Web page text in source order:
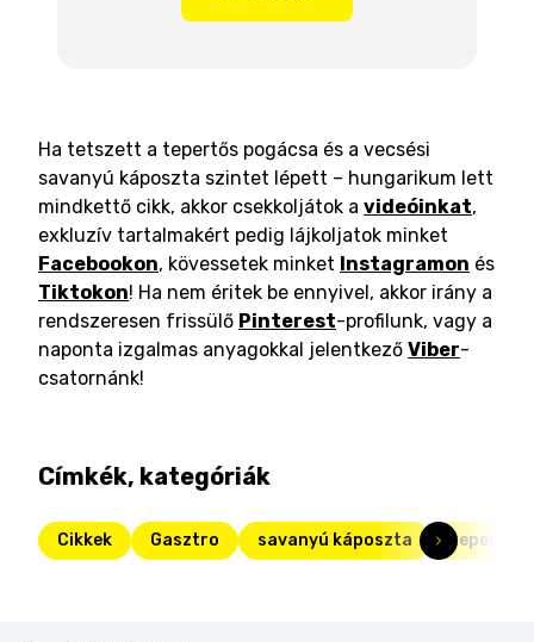
Ha tetszett a tepertős pogácsa és a vecsési
savanyú káposzta szintet lépett – hungarikum lett
mindkettő cikk, akkor csekkoljátok a videóinkat,
exkluzív tartalmakért pedig lájkoljatok minket
Facebookon, kövessetek minket Instagramon és
Tiktokon! Ha nem éritek be ennyivel, akkor irány a
rendszeresen frissülő Pinterest-profilunk, vagy a
naponta izgalmas anyagokkal jelentkező Viber-
csatornánk!
Címkék, kategóriák
Cikkek Gasztro savanyú káposzta tepertős